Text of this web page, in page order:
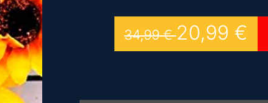
34,99€ 20,99 €